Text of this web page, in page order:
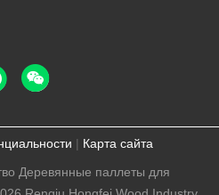
| Карта сайта
Деревянные паллеты для